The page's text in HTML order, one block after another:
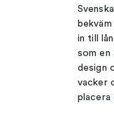
in till
som en
design
vacker
placera